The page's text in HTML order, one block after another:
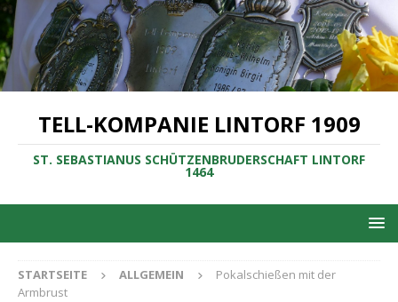
TELL-KOMPANIE LINTORF 1909
ST. SEBASTIANUS SCHÜTZENBRUDERSCHAFT LINTORF
1464
STARTSEITE ALLGEMEIN
Pokalschießen mit der
Armbrust